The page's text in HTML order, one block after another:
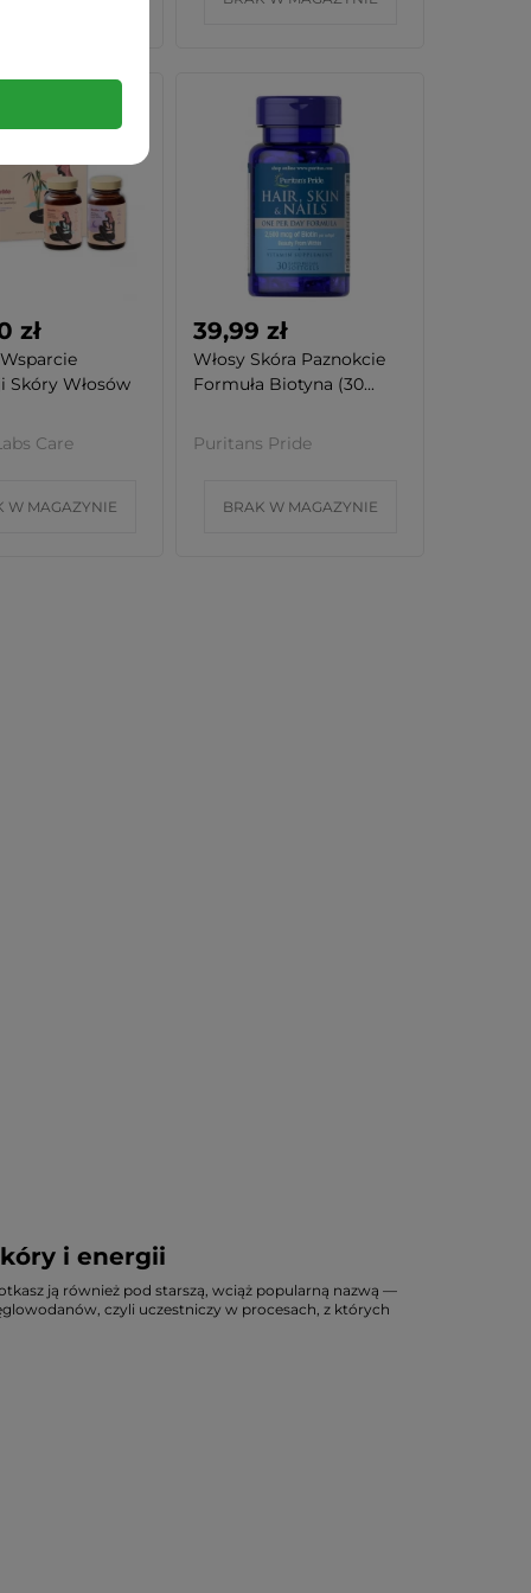
zł
Skóry Włosów
Care
W MAGAZYNIE
39,99 zł
Włosy Skóra Paznokcie
Formuła Biotyna (30...
Puritans Pride
BRAK W MAGAZYNIE
i energii
ją również pod starszą, wciąż popularną nazwą —
czyli uczestniczy w procesach, z których